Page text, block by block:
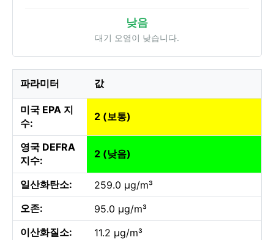
낮음
대기 오염이 낮습니다.
파라미터 값
미국 EPA 지
수:
2 (보통)
영국 DEFRA
지수:
2 (낮음)
일산화탄소:
259.0 µg/m³
오존:
95.0 µg/m³
이산화질소:
11.2 µg/m³